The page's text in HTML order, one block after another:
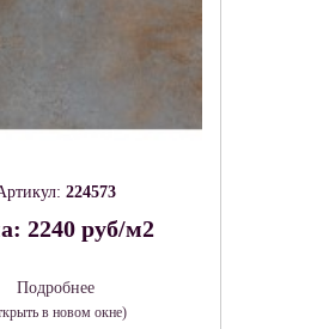
224573
2240 руб/м2
Подробнее
в новом окне)